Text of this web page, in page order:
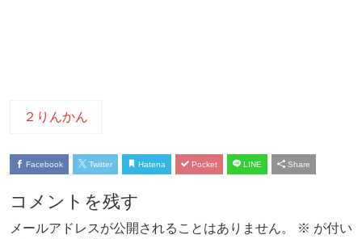
２りんかん
Facebook Twitter Hatena Pocket LINE Share
コメントを残す
メールアドレスが公開されることはありません。 ※ が付い